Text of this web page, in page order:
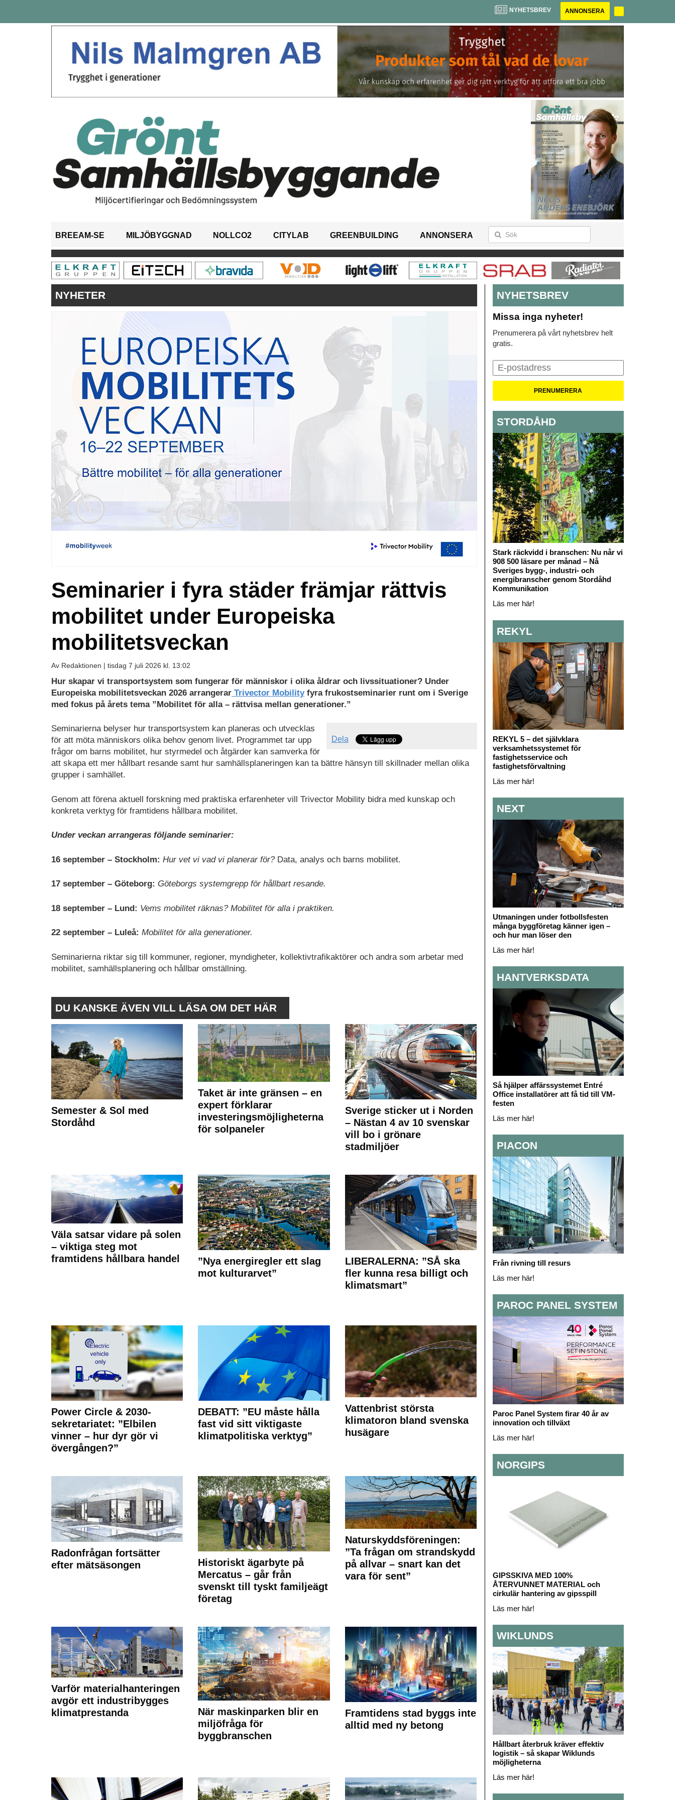
NYHETSBREV ANNONSERA
BREEAM-SE MILJÖBYGGNAD NOLLCO2 CITYLAB GREENBUILDING ANNONSERA
NYHETER
Seminarier i fyra städer främjar rättvis
mobilitet under Europeiska
mobilitetsveckan
Av Redaktionen | tisdag 7 juli 2026 kl. 13:02
Hur skapar vi transportsystem som fungerar för människor i olika åldrar och livssituationer? Under
Europeiska mobilitetsveckan 2026 arrangerar Trivector Mobilityfyra frukostseminarier runt om i Sverige
med fokus på årets tema ”Mobilitet för alla – rättvisa mellan generationer.”
Dela
Seminarierna belyser hur transportsystem kan planeras och utvecklas
för att möta människors olika behov genom livet. Programmet tar upp
frågor om barns mobilitet, hur styrmedel och åtgärder kan samverka för
att skapa ett mer hållbart resande samt hur samhällsplaneringen kan ta bättre hänsyn till skillnader mellan olika
grupper i samhället.
Genom att förena aktuell forskning med praktiska erfarenheter vill Trivector Mobility bidra med kunskap och
konkreta verktyg för framtidens hållbara mobilitet.
Under veckan arrangeras följande seminarier:
16 september – Stockholm: Hur vet vi vad vi planerar för?Data, analys och barns mobilitet.
17 september – Göteborg: Göteborgs systemgrepp för hållbart resande.
18 september – Lund: Vems mobilitet räknas? Mobilitet för alla i praktiken.
22 september – Luleå: Mobilitet för alla generationer.
Seminarierna riktar sig till kommuner, regioner, myndigheter, kollektivtrafikaktörer och andra som arbetar med
mobilitet, samhällsplanering och hållbar omställning.
DU KANSKE ÄVEN VILL LÄSA OM DET HÄR
Semester & Sol med
Stordåhd
Taket är inte gränsen – en
expert förklarar
investeringsmöjligheterna
för solpaneler
Sverige sticker ut i Norden
– Nästan 4 av 10 svenskar
vill bo i grönare
stadmiljöer
Väla satsar vidare på solen
– viktiga steg mot
framtidens hållbara handel
”Nya energiregler ett slag
mot kulturarvet”
LIBERALERNA: ”SÅ ska
fler kunna resa billigt och
klimatsmart”
Power Circle & 2030-
sekretariatet: ”Elbilen
vinner – hur dyr gör vi
övergången?”
DEBATT: ”EU måste hålla
fast vid sitt viktigaste
klimatpolitiska verktyg”
Vattenbrist största
klimatoron bland svenska
husägare
Radonfrågan fortsätter
efter mätsäsongen
Historiskt ägarbyte på
Mercatus – går från
svenskt till tyskt familjeägt
företag
Naturskyddsföreningen:
”Ta frågan om strandskydd
på allvar – snart kan det
vara för sent”
Varför materialhanteringen
avgör ett industribygges
klimatprestanda
När maskinparken blir en
miljöfråga för
byggbranschen
Framtidens stad byggs inte
alltid med ny betong
NYHETSBREV
Missa inga nyheter!
Prenumerera på vårt nyhetsbrev helt
gratis.
STORDÅHD
Stark räckvidd i branschen: Nu når vi
908 500 läsare per månad – Nå
Sveriges bygg-, industri- och
energibranscher genom Stordåhd
Kommunikation
Läs mer här!
REKYL
REKYL 5 – det självklara
verksamhetssystemet för
fastighetsservice och
fastighetsförvaltning
Läs mer här!
NEXT
Utmaningen under fotbollsfesten
många byggföretag känner igen –
och hur man löser den
Läs mer här!
HANTVERKSDATA
Så hjälper affärssystemet Entré
Office installatörer att få tid till VM-
festen
Läs mer här!
PIACON
Från rivning till resurs
Läs mer här!
PAROC PANEL SYSTEM
Paroc Panel System firar 40 år av
innovation och tillväxt
Läs mer här!
NORGIPS
GIPSSKIVA MED 100%
ÅTERVUNNET MATERIAL och
cirkulär hantering av gipsspill
Läs mer här!
WIKLUNDS
Hållbart återbruk kräver effektiv
logistik – så skapar Wiklunds
möjligheterna
Läs mer här!